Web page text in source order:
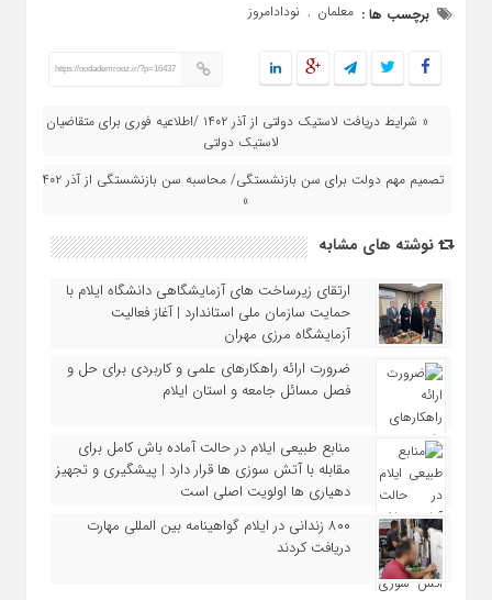
برچسب ها : معلمان , نودادامروز
https://nodademrooz.ir/?p=16437
« شرایط دریافت لاستیک دولتی از آذر ۱۴۰۲ /اطلاعیه فوری برای متقاضیان
لاستیک دولتی
تصمیم مهم دولت برای سن بازنشستگی/ محاسبه سن بازنشستگی از آذر ۱۴۰۲
»
نوشته های مشابه
ارتقای زیرساخت‌ های آزمایشگاهی دانشگاه ایلام با
حمایت سازمان ملی استاندارد | آغاز فعالیت
آزمایشگاه مرزی مهران
ضرورت ارائه راهکارهای علمی و کاربردی برای حل و
فصل مسائل جامعه و استان ایلام
منابع طبیعی ایلام در حالت آماده‌ باش کامل برای
مقابله با آتش‌ سوزی‌ ها قرار دارد | پیشگیری و تجهیز
دهیاری‌ ها اولویت اصلی است
۸۰۰ زندانی در ایلام گواهینامه بین‌ المللی مهارت
دریافت کردند